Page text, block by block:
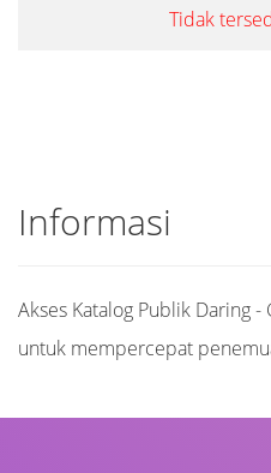
Tidak
Informasi
Akses Katalog Publik Daring
untuk mempercepat